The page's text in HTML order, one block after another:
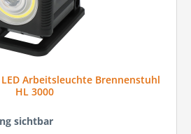
Arbeitsleuchte Brennenstuhl
HL 3000
sichtbar